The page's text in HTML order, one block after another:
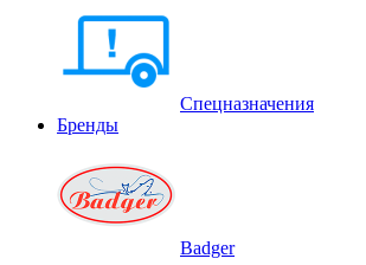
Спецназначения
Бренды
Badger